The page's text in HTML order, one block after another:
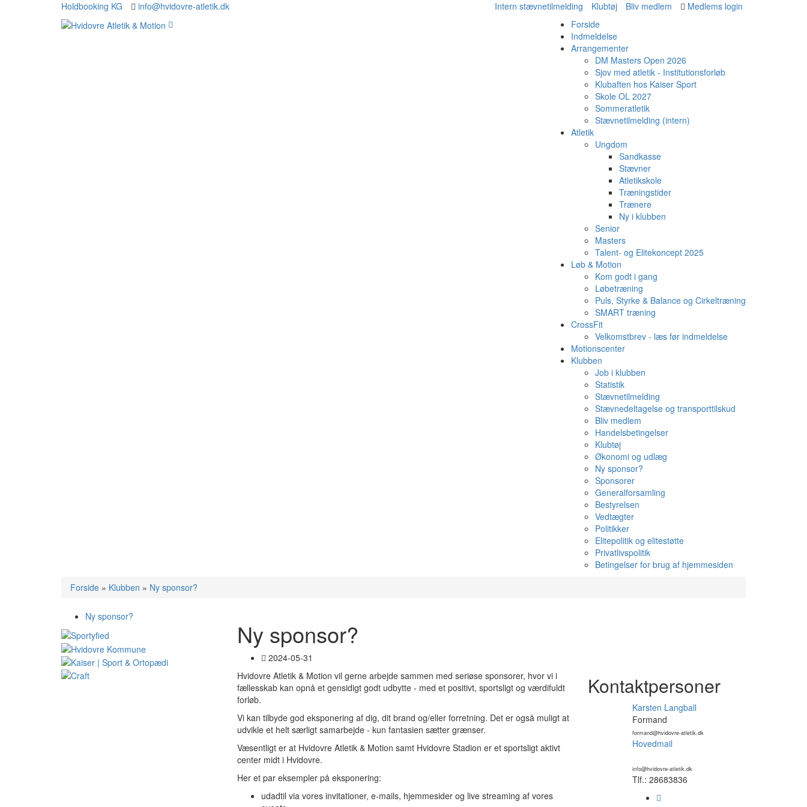
Holdbooking KG info@hvidovre-atletik.dk Intern stævnetilmelding Klubtøj Bliv medlem
Medlems login
Forside
Indmeldelse
Arrangementer
DM Masters Open 2026
Sjov med atletik - Institutionsforløb
Klubaften hos Kaiser Sport
Skole OL 2027
Sommeratletik
Stævnetilmelding (intern)
Atletik
Ungdom
Sandkasse
Stævner
Atletikskole
Træningstider
Trænere
Ny i klubben
Senior
Masters
Talent- og Elitekoncept 2025
Løb & Motion
Kom godt i gang
Løbetræning
Puls, Styrke & Balance og Cirkeltræning
SMART træning
CrossFit
Velkomstbrev - læs før indmeldelse
Motionscenter
Klubben
Job i klubben
Statistik
Stævnetilmelding
Stævnedeltagelse og transporttilskud
Bliv medlem
Handelsbetingelser
Klubtøj
Økonomi og udlæg
Ny sponsor?
Sponsorer
Generalforsamling
Bestyrelsen
Vedtægter
Politikker
Elitepolitik og elitestøtte
Privatlivspolitik
Betingelser for brug af hjemmesiden
Forside » Klubben » Ny sponsor?
Ny sponsor?
Ny sponsor?
2024-05-31
Hvidovre Atletik & Motion vil gerne arbejde sammen med seriøse sponsorer, hvor vi i
fællesskab kan opnå et gensidigt godt udbytte - med et positivt, sportsligt og værdifuldt
forløb.
Vi kan tilbyde god eksponering af dig, dit brand og/eller forretning. Det er også muligt at
udvikle et helt særligt samarbejde - kun fantasien sætter grænser.
Væsentligt er at Hvidovre Atletik & Motion samt Hvidovre Stadion er et sportsligt aktivt
center midt i Hvidovre.
Her et par eksempler på eksponering:
udadtil via vores invitationer, e-mails, hjemmesider og live streaming af vores
Kontaktpersoner
Karsten Langball
Formand
formand@hvidovre-atletik.dk
Hovedmail
info@hvidovre-atletik.dk
Tlf.: 28683836